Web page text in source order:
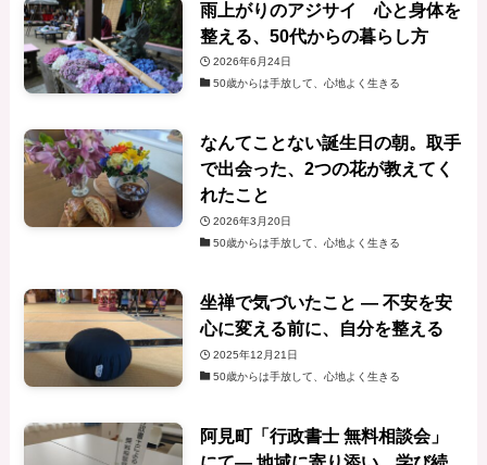
雨上がりのアジサイ 心と身体を
整える、50代からの暮らし方
2026年6月24日
50歳からは手放して、心地よく生きる
なんてことない誕生日の朝。取手
で出会った、2つの花が教えてく
れたこと
2026年3月20日
50歳からは手放して、心地よく生きる
坐禅で気づいたこと ― 不安を安
心に変える前に、自分を整える
2025年12月21日
50歳からは手放して、心地よく生きる
阿見町「行政書士 無料相談会」